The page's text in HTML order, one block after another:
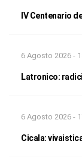
IV Centenario
6 Agosto 2026 -
Latronico:
6 Agosto 2026 -
Cicala: